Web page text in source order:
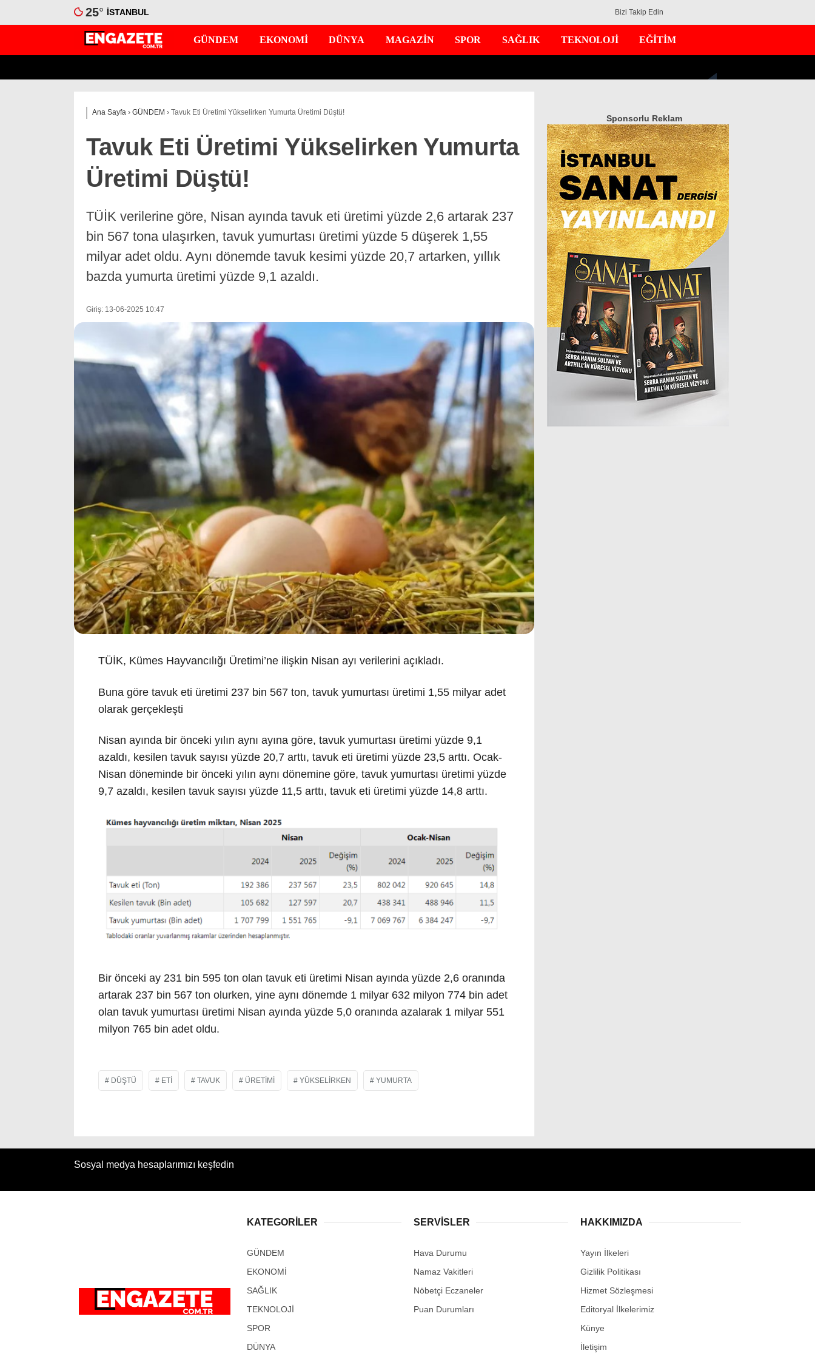
GÜNDEM
EKONOMİ
DÜNYA
MAGAZİN
SPOR
SAĞLIK
TEKNOLOJİ
EĞİTİM
25° İSTANBUL Bizi Takip Edin
GÜNDEM EKONOMİ DÜNYA MAGAZİN SPOR SAĞLIK TEKNOLOJİ EĞİTİM
Ana Sayfa › GÜNDEM › Tavuk Eti Üretimi Yükselirken Yumurta Üretimi Düştü!
Tavuk Eti Üretimi Yükselirken Yumurta
Üretimi Düştü!
TÜİK verilerine göre, Nisan ayında tavuk eti üretimi yüzde 2,6 artarak 237
bin 567 tona ulaşırken, tavuk yumurtası üretimi yüzde 5 düşerek 1,55
milyar adet oldu. Aynı dönemde tavuk kesimi yüzde 20,7 artarken, yıllık
bazda yumurta üretimi yüzde 9,1 azaldı.
Giriş: 13-06-2025 10:47
TÜİK, Kümes Hayvancılığı Üretimi’ne ilişkin Nisan ayı verilerini açıkladı.
Buna göre tavuk eti üretimi 237 bin 567 ton, tavuk yumurtası üretimi 1,55 milyar adet
olarak gerçekleşti
Nisan ayında bir önceki yılın aynı ayına göre, tavuk yumurtası üretimi yüzde 9,1
azaldı, kesilen tavuk sayısı yüzde 20,7 arttı, tavuk eti üretimi yüzde 23,5 arttı. Ocak-
Nisan döneminde bir önceki yılın aynı dönemine göre, tavuk yumurtası üretimi yüzde
9,7 azaldı, kesilen tavuk sayısı yüzde 11,5 arttı, tavuk eti üretimi yüzde 14,8 arttı.
Bir önceki ay 231 bin 595 ton olan tavuk eti üretimi Nisan ayında yüzde 2,6 oranında
artarak 237 bin 567 ton olurken, yine aynı dönemde 1 milyar 632 milyon 774 bin adet
olan tavuk yumurtası üretimi Nisan ayında yüzde 5,0 oranında azalarak 1 milyar 551
milyon 765 bin adet oldu.
DÜŞTÜ ETI TAVUK ÜRETIMI YÜKSELIRKEN YUMURTA
Sponsorlu Reklam
Sosyal medya hesaplarımızı keşfedin
KATEGORİLER
GÜNDEM
EKONOMİ
SAĞLIK
TEKNOLOJİ
SPOR
DÜNYA
SERVİSLER
Hava Durumu
Namaz Vakitleri
Nöbetçi Eczaneler
Puan Durumları
HAKKIMIZDA
Yayın İlkeleri
Gizlilik Politikası
Hizmet Sözleşmesi
Editoryal İlkelerimiz
Künye
İletişim